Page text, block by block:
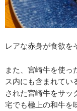
レアな赤身が食欲を
また、宮崎牛を使っ
ス内にも含まれてい
された宮崎牛をサッ
宅でも極上の和牛を